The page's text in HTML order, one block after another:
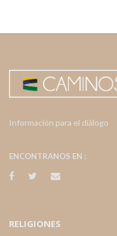
Información para el diálogo
ENCONTRANOS EN :
RELIGIONES